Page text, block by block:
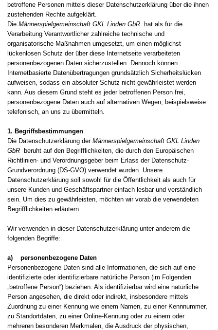
betroffene Personen mittels dieser Datenschutzerklärung über die ihnen
zustehenden Rechte aufgeklärt.
Die Männerspielgemeinschaft GKL Linden GbR hat als für die
Verarbeitung Verantwortlicher zahlreiche technische und
organisatorische Maßnahmen umgesetzt, um einen möglichst
lückenlosen Schutz der über diese Internetseite verarbeiteten
personenbezogenen Daten sicherzustellen. Dennoch können
Internetbasierte Datenübertragungen grundsätzlich Sicherheitslücken
aufweisen, sodass ein absoluter Schutz nicht gewährleistet werden
kann. Aus diesem Grund steht es jeder betroffenen Person frei,
personenbezogene Daten auch auf alternativen Wegen, beispielsweise
telefonisch, an uns zu übermitteln.
1. Begriffsbestimmungen
Die Datenschutzerklärung der Männerspielgemeinschaft GKL Linden
GbR beruht auf den Begrifflichkeiten, die durch den Europäischen
Richtlinien- und Verordnungsgeber beim Erlass der Datenschutz-
Grundverordnung (DS-GVO) verwendet wurden. Unsere
Datenschutzerklärung soll sowohl für die Öffentlichkeit als auch für
unsere Kunden und Geschäftspartner einfach lesbar und verständlich
sein. Um dies zu gewährleisten, möchten wir vorab die verwendeten
Begrifflichkeiten erläutern.
Wir verwenden in dieser Datenschutzerklärung unter anderem die
folgenden Begriffe:
a) personenbezogene Daten
Personenbezogene Daten sind alle Informationen, die sich auf eine
identifizierte oder identifizierbare natürliche Person (im Folgenden
„betroffene Person“) beziehen. Als identifizierbar wird eine natürliche
Person angesehen, die direkt oder indirekt, insbesondere mittels
Zuordnung zu einer Kennung wie einem Namen, zu einer Kennnummer,
zu Standortdaten, zu einer Online-Kennung oder zu einem oder
mehreren besonderen Merkmalen, die Ausdruck der physischen,